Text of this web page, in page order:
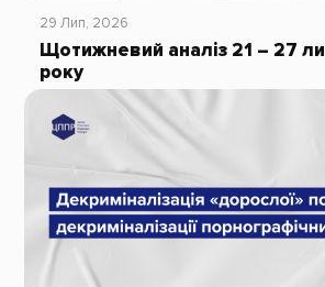
29 Лип, 2026
Щотижневий аналіз 21 – 27
року